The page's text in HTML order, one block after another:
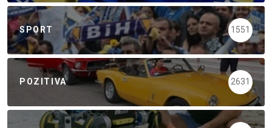
SPORT 1551
POZITIVA 2631